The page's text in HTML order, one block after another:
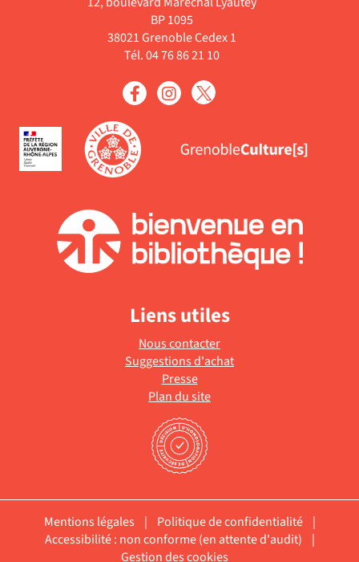
BP 1095
38021 Grenoble Cedex 1
Tél. 04 76 86 21 10
Liens utiles
Nous contacter
Suggestions d'achat
Presse
Plan du site
Mentions légales | Politique de confidentialité
|
Accessibilité : non conforme (en attente d'audit)
|
Gestion des cookies